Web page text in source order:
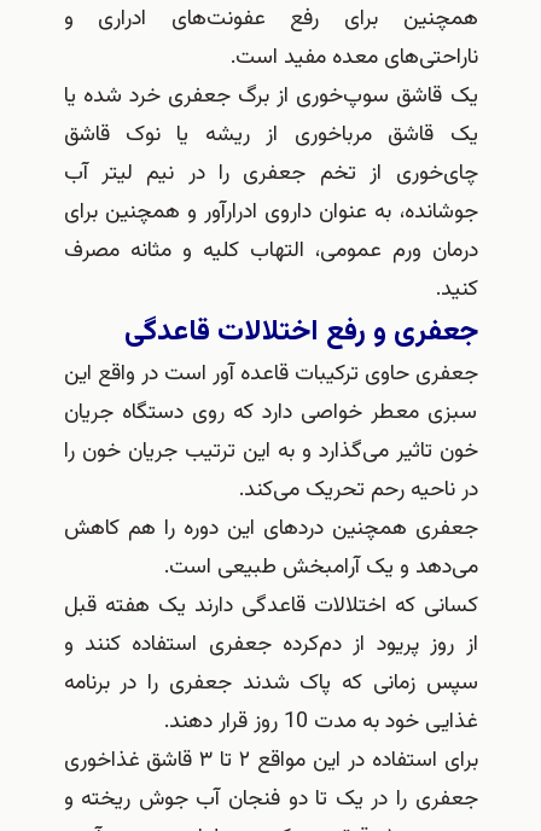
همچنین برای رفع عفونت‌های ادراری و
ناراحتی‌های معده مفید است.
یک قاشق سوپ‌خوری از برگ جعفری خرد شده یا
یک قاشق مرباخوری از ریشه یا نوک قاشق
چای‌خوری از تخم جعفری را در نیم لیتر آب
جوشانده، به عنوان داروی ادرارآور و همچنین برای
درمان ورم عمومی، التهاب کلیه و مثانه مصرف
جعفری و رفع اختلالات قاعدگی
جعفری حاوی ترکیبات قاعده آور است در واقع این
سبزی معطر خواصی دارد که روی دستگاه جریان
خون تاثیر می‌گذارد و به این ترتیب جریان خون را
در ناحیه رحم تحریک می‌کند.
جعفری همچنین دردهای این دوره را هم کاهش
می‌دهد و یک آرامبخش طبیعی است.
کسانی که اختلالات قاعدگی دارند یک هفته قبل
از روز پریود از دمکرده جعفری استفاده کنند و
سپس زمانی که پاک شدند جعفری را در برنامه
غذایی خود به مدت 10 روز قرار دهند.
برای استفاده در این مواقع ۲ تا ۳ قاشق غذاخوری
جعفری را در یک تا دو فنجان آب جوش ریخته و